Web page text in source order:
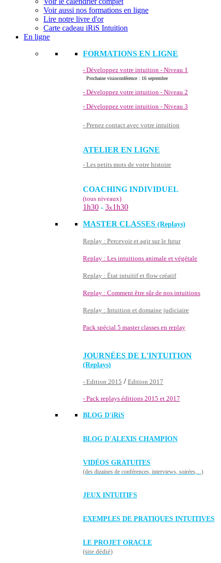
Voir aussi nos formations en ligne
Lire notre livre d'or
Carte cadeau iRiS Intuition
En ligne
FORMATIONS EN LIGNE
- Développez votre intuition - Niveau 1
Prochaine visioconférence : 16 septembre
- Développez votre intuition - Niveau 2
- Développez votre intuition - Niveau 3
- Prenez contact avec votre intuition
ATELIER EN LIGNE
- Les petits mots de votre histoire
COACHING INDIVIDUEL
(tous niveaux)
1h30 - 3x1h30
MASTER CLASSES (Replays)
Replay : Percevoir et agir sur le futur
Replay : Les intuitions animale et végétale
Replay : État intuitif et flow créatif
Replay : Comment être sûr de nos intuitions
Replay : Intuition et domaine judiciaire
Pack spécial 5 master classes en replay
JOURNÉES DE L'INTUITION
(Replays)
- Edition 2015 / Edition 2017
- Pack replays éditions 2015 et 2017
BLOG D'iRiS
BLOG D'ALEXIS CHAMPION
VIDÉOS GRATUITES
(des dizaines de conférences, interviews, soirées,...)
JEUX INTUITIFS
EXEMPLES DE PRATIQUES INTUITIVES
LE PROJET ORACLE
(site dédié)